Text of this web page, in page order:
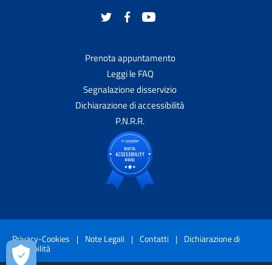
Prenota appuntamento
Leggi le FAQ
Segnalazione disservizio
Dichiarazione di accessibilità
P.N.R.R.
Privacy-Cookies | Note Legali | Contatti | Dichiarazione di
accessibilità